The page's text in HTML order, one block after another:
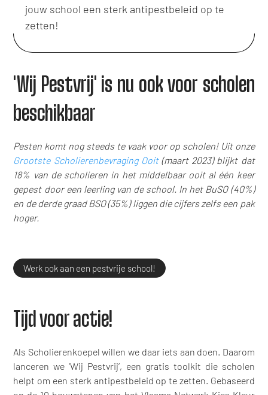
jouw school een sterk antipestbeleid op te
zetten!
'Wij Pestvrij' is nu ook voor scholen
beschikbaar
Pesten komt nog steeds te vaak voor op scholen! Uit onze
Grootste Scholierenbevraging Ooit(maart 2023) blijkt dat
18% van de scholieren in het middelbaar ooit al één keer
gepest door een leerling van de school. In het BuSO (40%)
en de derde graad BSO (35%) liggen die cijfers zelfs een pak
hoger.
Werk ook aan een pestvrije school!
Tijd voor actie!
Als Scholierenkoepel willen we daar iets aan doen. Daarom
lanceren we ‘Wij Pestvrij’, een gratis toolkit die scholen
helpt om een sterk antipestbeleid op te zetten. Gebaseerd